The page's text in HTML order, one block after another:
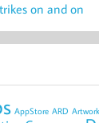
on and on
AppStore ARD Artwork